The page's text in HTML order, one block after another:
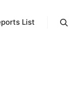
List